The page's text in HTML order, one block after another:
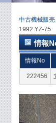
中古機械販
1992 YZ-75
情報
情報No
222456